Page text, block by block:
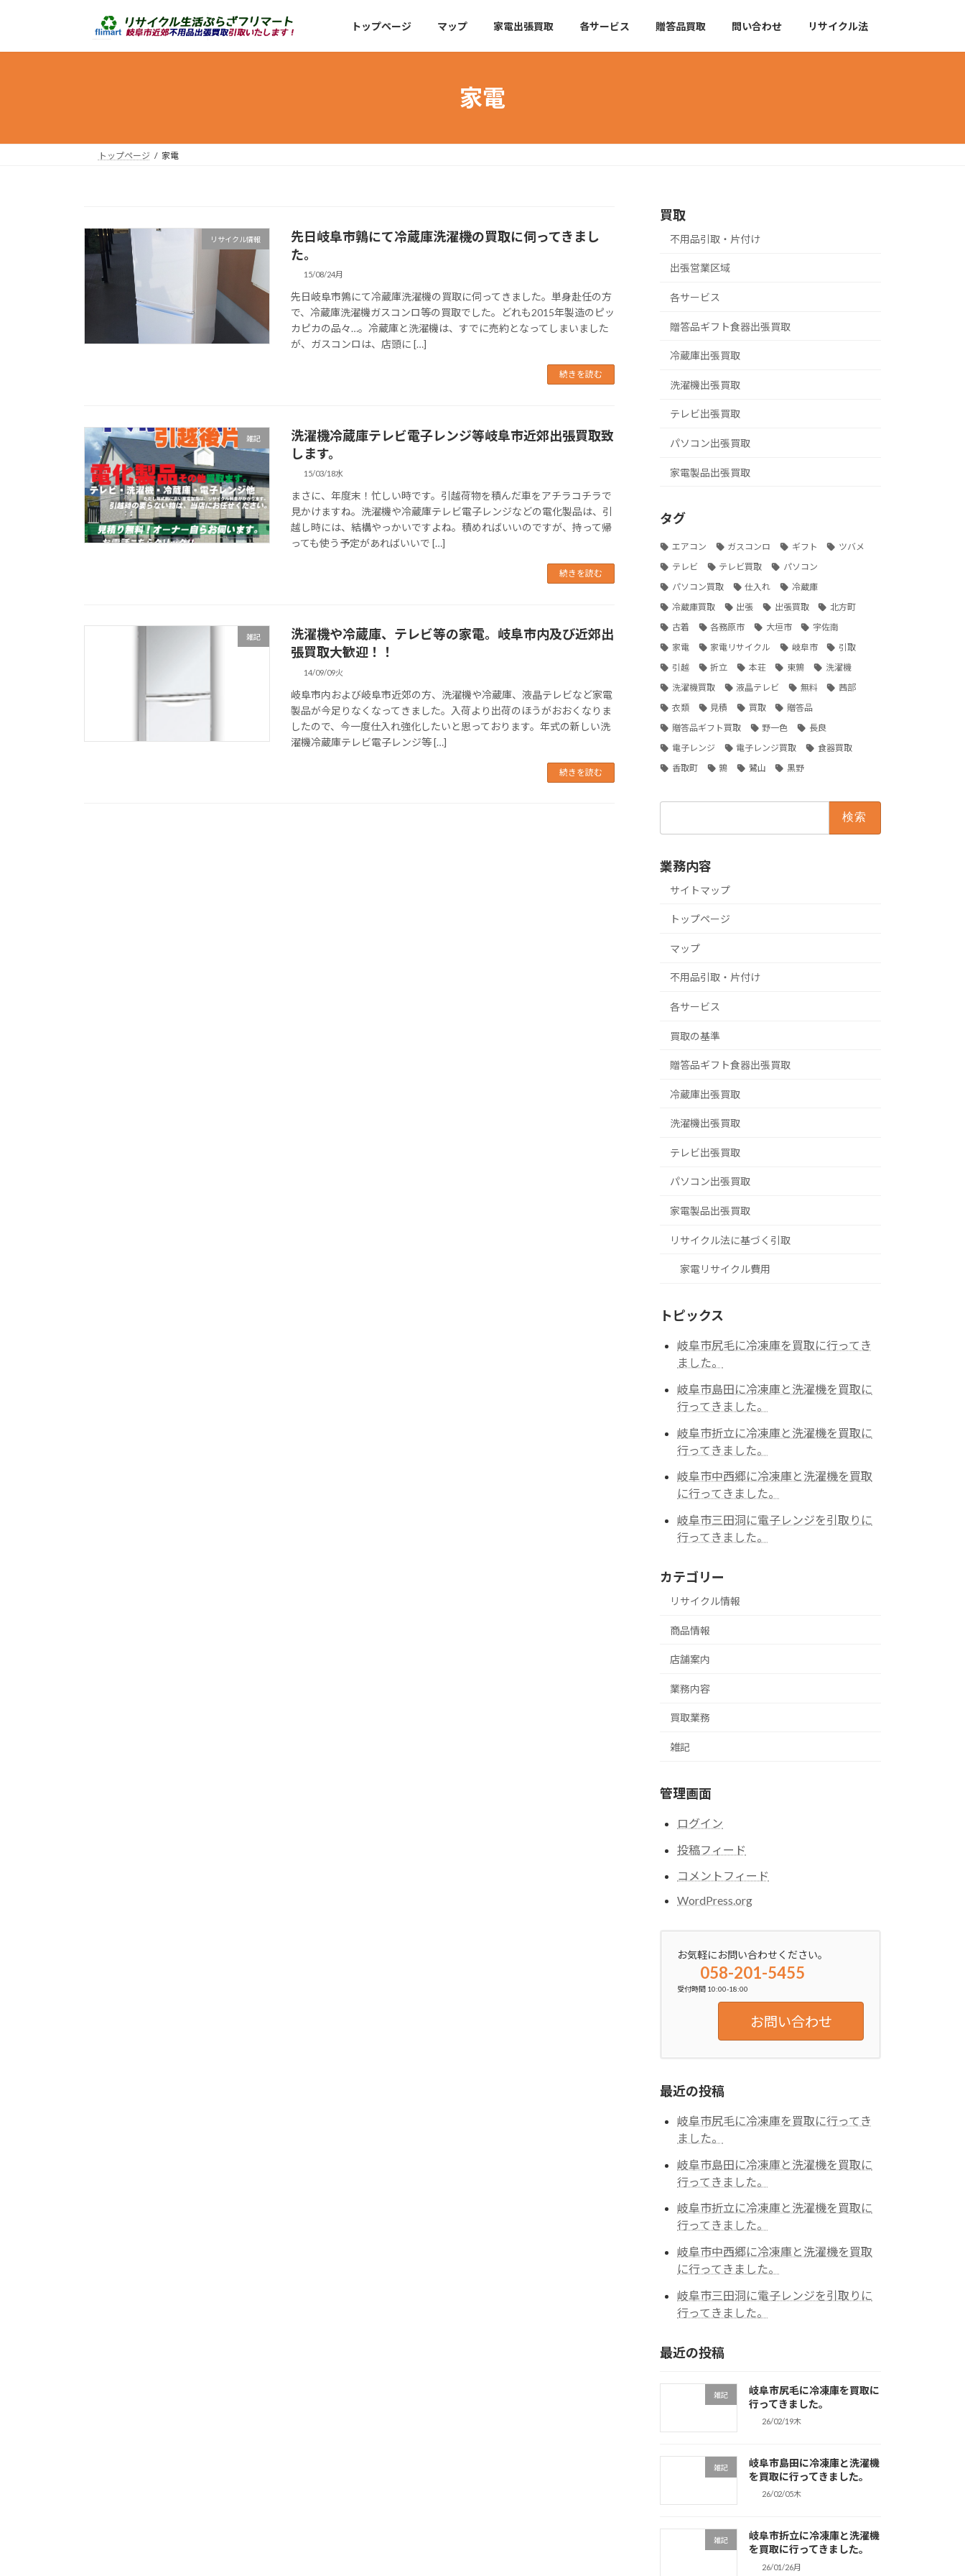
ッ
移
トップページ マップ 家電出張買取 各サービス 贈答品買取 問い合わせ リサイクル法
家電
トップページ 家電
リサイクル情報
先日岐阜市鶉にて冷蔵庫洗濯機の買取に伺ってきまし
た。
15/08/24月
先日岐阜市鶉にて冷蔵庫洗濯機の買取に伺ってきました。単身赴任の方
で、冷蔵庫洗濯機ガスコンロ等の買取でした。どれも2015年製造のピッ
カピカの品々…。冷蔵庫と洗濯機は、すでに売約となってしまいました
が、ガスコンロは、店頭に […]
続きを読む
雑記
洗濯機冷蔵庫テレビ電子レンジ等岐阜市近郊出張買取致
します。
15/03/18水
まさに、年度末！忙しい時です。引越荷物を積んだ車をアチラコチラで
見かけますね。洗濯機や冷蔵庫テレビ電子レンジなどの電化製品は、引
越し時には、結構やっかいですよね。積めればいいのですが、持って帰
っても使う予定があればいいで […]
続きを読む
雑記
洗濯機や冷蔵庫、テレビ等の家電。岐阜市内及び近郊出
張買取大歓迎！！
14/09/09火
岐阜市内および岐阜市近郊の方、洗濯機や冷蔵庫、液晶テレビなど家電
製品が今足りなくなってきました。入荷より出荷のほうがおおくなりま
したので、今一度仕入れ強化したいと思っております。年式の新しい洗
濯機冷蔵庫テレビ電子レンジ等 […]
続きを読む
買取
不用品引取・片付け
出張営業区域
各サービス
贈答品ギフト食器出張買取
冷蔵庫出張買取
洗濯機出張買取
テレビ出張買取
パソコン出張買取
家電製品出張買取
タグ
エアコン ガスコンロ ギフト
ツバメ
テレビ
テレビ買取
パソコン
パソコン買取
仕入れ
冷蔵庫
冷蔵庫買取
出張 出張買取
北方町
古着
各務原市 大垣市
宇佐南
家電
家電リサイクル 岐阜市
引取
引越
折立 本荘 東鶉
洗濯機
洗濯機買取
液晶テレビ 無料
茜部
衣類
見積 買取
贈答品
贈答品ギフト買取
野一色
長良
電子レンジ
電子レンジ買取
食器買取
香取町
鶉 鷺山 黒野
業務内容
サイトマップ
トップページ
マップ
不用品引取・片付け
各サービス
買取の基準
贈答品ギフト食器出張買取
冷蔵庫出張買取
洗濯機出張買取
テレビ出張買取
パソコン出張買取
家電製品出張買取
リサイクル法に基づく引取
家電リサイクル費用
トピックス
岐阜市尻毛に冷凍庫を買取に行ってき
ました。
岐阜市島田に冷凍庫と洗濯機を買取に
行ってきました。
岐阜市折立に冷凍庫と洗濯機を買取に
行ってきました。
岐阜市中西郷に冷凍庫と洗濯機を買取
に行ってきました。
岐阜市三田洞に電子レンジを引取りに
行ってきました。
カテゴリー
リサイクル情報
商品情報
店舗案内
業務内容
買取業務
雑記
管理画面
ログイン
投稿フィード
コメントフィード
WordPress.org
お気軽にお問い合わせください。
058-201-5455
受付時間 10:00-18:00
お問い合わせ
最近の投稿
岐阜市尻毛に冷凍庫を買取に行ってき
ました。
岐阜市島田に冷凍庫と洗濯機を買取に
行ってきました。
岐阜市折立に冷凍庫と洗濯機を買取に
行ってきました。
岐阜市中西郷に冷凍庫と洗濯機を買取
に行ってきました。
岐阜市三田洞に電子レンジを引取りに
行ってきました。
最近の投稿
雑記
岐阜市尻毛に冷凍庫を買取に
行ってきました。
26/02/19木
雑記
岐阜市島田に冷凍庫と洗濯機
を買取に行ってきました。
26/02/05木
雑記
岐阜市折立に冷凍庫と洗濯機
を買取に行ってきました。
26/01/26月